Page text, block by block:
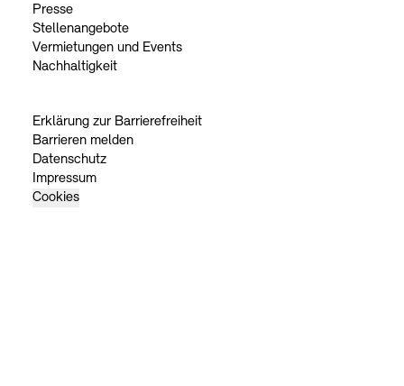
Presse
Stellenangebote
Vermietungen und Events
Nachhaltigkeit
Erklärung zur Barrierefreiheit
Barrieren melden
Datenschutz
Impressum
Cookies